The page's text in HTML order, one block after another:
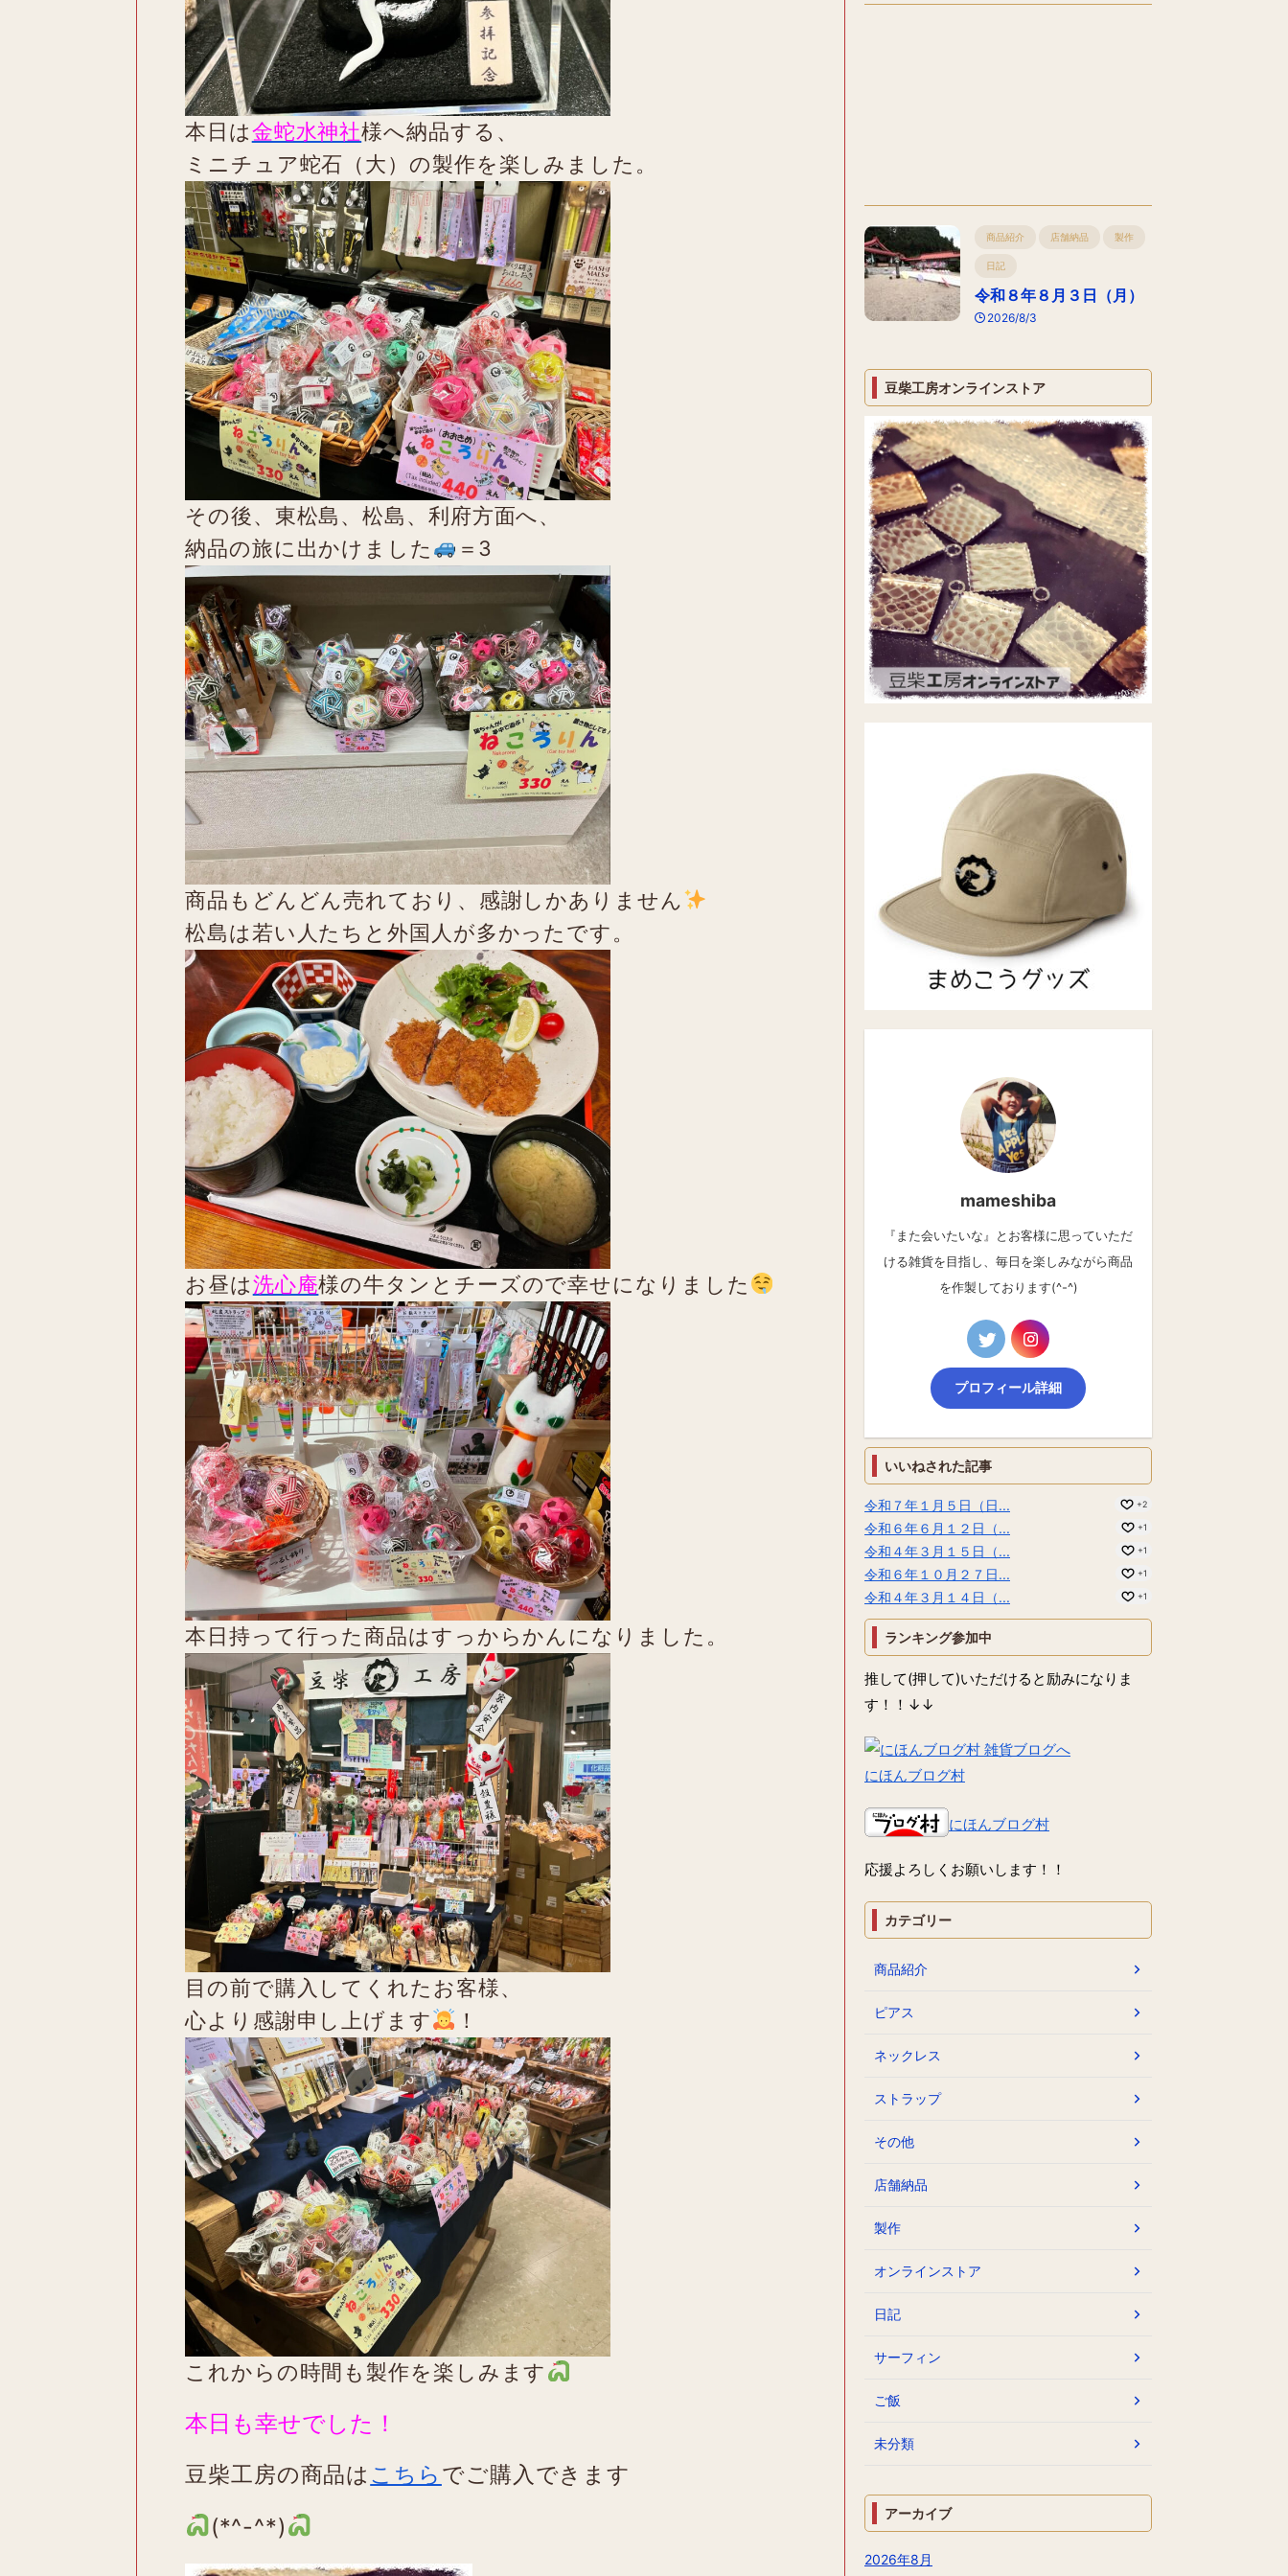
本日は金蛇水神社様へ納品する、
ミニチュア蛇石（大）の製作を楽しみました。
その後、東松島、松島、利府方面へ、
納品の旅に出かけました
＝3
商品もどんどん売れており、感謝しかありません
松島は若い人たちと外国人が多かったです。
お昼は洗心庵様の牛タンとチーズので幸せになりました
本日持って行った商品はすっからかんになりました。
目の前で購入してくれたお客様、
心より感謝申し上げます
！
これからの時間も製作を楽しみます
本日も幸せでした！
豆柴工房の商品は こちら でご購入できます
(*^-^*)
商品紹介 店舗納品 製作
日記
令和８年８月３日（月）
2026/8/3
豆柴工房オンラインストア
mameshiba
『また会いたいな』とお客様に思っていただ
ける雑貨を目指し、毎日を楽しみながら商品
を作製しております(^-^)
プロフィール詳細
いいねされた記事
令和７年１月５日（日... +2
令和６年６月１２日（... +1
令和４年３月１５日（... +1
令和６年１０月２７日... +1
令和４年３月１４日（... +1
ランキング参加中
推して(押して)いただけると励みになりま
す！！↓↓
にほんブログ村
にほんブログ村
応援よろしくお願いします！！
カテゴリー
商品紹介
ピアス
ネックレス
ストラップ
その他
店舗納品
製作
オンラインストア
日記
サーフィン
ご飯
未分類
アーカイブ
2026年8月